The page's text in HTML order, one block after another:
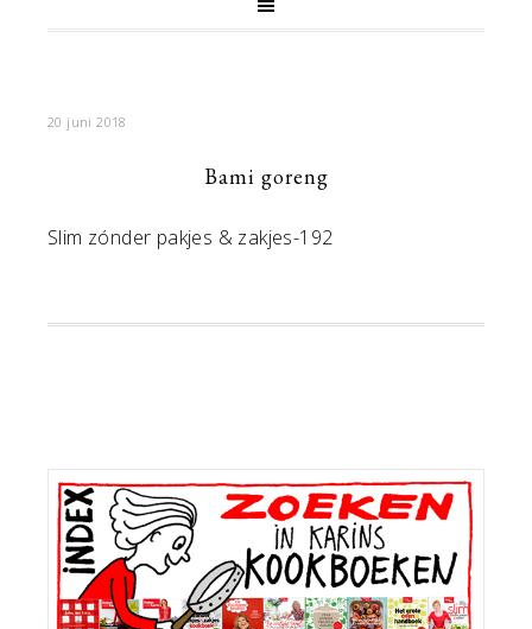
20 juni 2018
Bami goreng
Slim zónder pakjes & zakjes-192
Primaire
Sidebar